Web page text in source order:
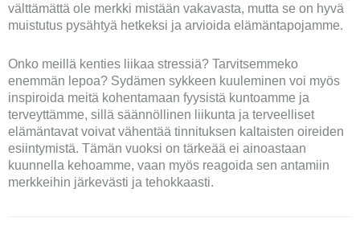
välttämättä ole merkki mistään vakavasta, mutta se on hyvä
muistutus pysähtyä hetkeksi ja arvioida elämäntapojamme.
Onko meillä kenties liikaa stressiä? Tarvitsemmeko
enemmän lepoa? Sydämen sykkeen kuuleminen voi myös
inspiroida meitä kohentamaan fyysistä kuntoamme ja
terveyttämme, sillä säännöllinen liikunta ja terveelliset
elämäntavat voivat vähentää tinnituksen kaltaisten oireiden
esiintymistä. Tämän vuoksi on tärkeää ei ainoastaan
kuunnella kehoamme, vaan myös reagoida sen antamiin
merkkeihin järkevästi ja tehokkaasti.